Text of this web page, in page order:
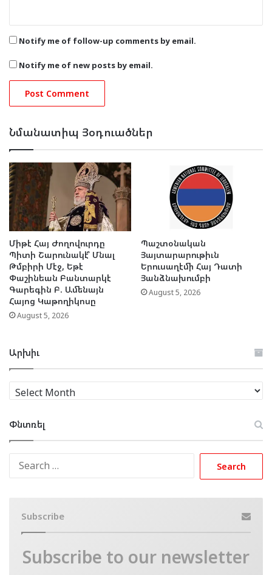
Notify me of follow-up comments by email.
Notify me of new posts by email.
Նմանատիպ Յօդուածներ
Միթէ Հայ Ժողովուրդը
Պիտի Շարունակէ՞ Մնալ
Թմբիրի Մէջ, Եթէ
Փաշինեան Բանտարկէ
Գարեգին Բ. Ամենայն
Հայոց Կաթողիկոսը
August 5, 2026
Պաշտօնական
Յայտարարութիւն
Երուսաղէմի Հայ Դատի
Յանձնախումբի
August 5, 2026
Արխիւ
Արխիւ
Փնտռել
Subscribe
Subscribe to our newsletter